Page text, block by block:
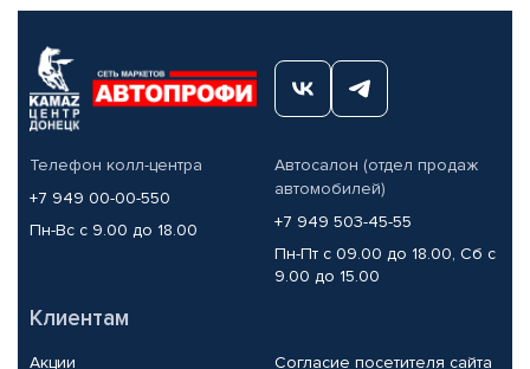
Телефон колл-центра
+7 949 00-00-550
Пн-Вс с 9.00 до 18.00
Автосалон (отдел продаж
автомобилей)
+7 949 503-45-55
Пн-Пт с 09.00 до 18.00, Сб с
9.00 до 15.00
Клиентам
Акции Согласие посетителя сайта